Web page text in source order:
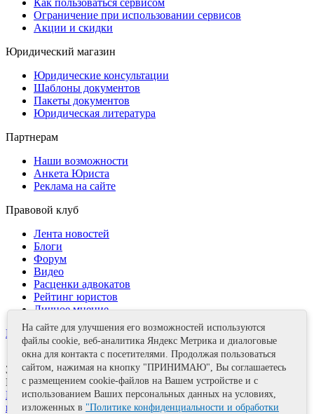
Ограничение при использовании сервисов
Акции и скидки
Юридический магазин
Юридические консультации
Шаблоны документов
Пакеты документов
Юридическая литература
Партнерам
Наши возможности
Анкета Юриста
Реклама на сайте
Правовой клуб
Лента новостей
Блоги
Форум
Видео
Расценки адвокатов
Рейтинг юристов
Личное мнение
Контакты
Задать вопрос
Поделиться
Политика информационной безопасности Правила
использования материалов
На сайте для улучшения его возможностей используются
файлы cookie, веб-аналитика Яндекс Метрика и диалоговые
окна для контакта с посетителями. Продолжая пользоваться
сайтом, нажимая на кнопку "ПРИНИМАЮ", Вы соглашаетесь
с размещением cookie-файлов на Вашем устройстве и с
использованием Ваших персональных данных на условиях,
изложенных в "Политике конфиденциальности и обработки